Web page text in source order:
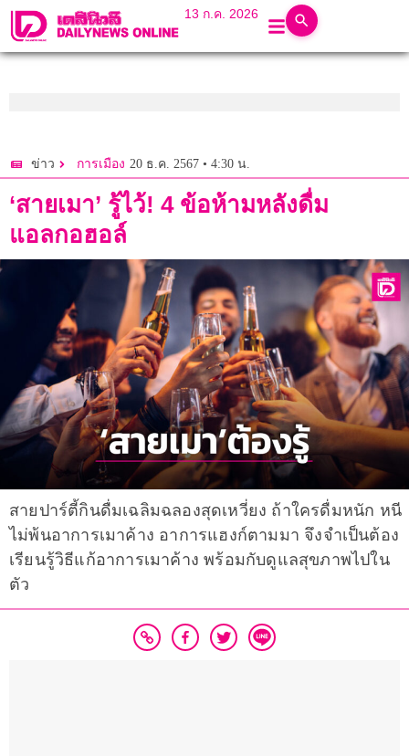
13 ก.ค. 2026
ข่าว การเมือง 20 ธ.ค. 2567 • 4:30 น.
‘สายเมา’ รู้ไว้! 4 ข้อห้ามหลังดื่ม
แอลกอฮอล์
สายปาร์ตี้กินดื่มเฉลิมฉลองสุดเหวี่ยง ถ้าใครดื่มหนัก หนี
ไม่พ้นอาการเมาค้าง อาการแฮงก์ตามมา จึงจำเป็นต้อง
เรียนรู้วิธีแก้อาการเมาค้าง พร้อมกับดูแลสุขภาพไปใน
ตัว